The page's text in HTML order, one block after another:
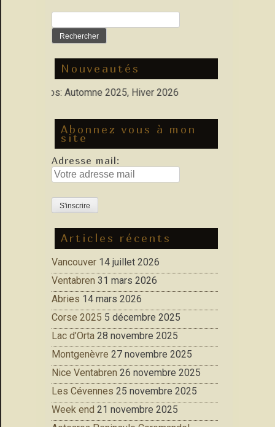
Nouveautés
Photos: Automne 2025, Hiver 2026
Abonnez vous à mon
site
Adresse mail:
Articles récents
Vancouver 14 juillet 2026
Ventabren 31 mars 2026
Abries 14 mars 2026
Corse 2025 5 décembre 2025
Lac d’Orta 28 novembre 2025
Montgenèvre 27 novembre 2025
Nice Ventabren 26 novembre 2025
Les Cévennes 25 novembre 2025
Week end 21 novembre 2025